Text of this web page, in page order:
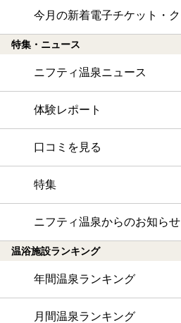
今月の新着電子チケット・
特集・ニュース
ニフティ温泉ニュース
体験レポート
口コミを見る
特集
ニフティ温泉からのお知らせ
温浴施設ランキング
年間温泉ランキング
月間温泉ランキング